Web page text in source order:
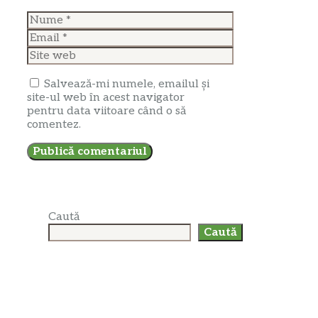
Nume
Email
Site
web
Salvează-mi numele, emailul și
site-ul web în acest navigator
pentru data viitoare când o să
comentez.
Caută
Caută